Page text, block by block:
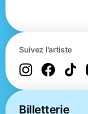
Suivez l'artiste
Billetterie